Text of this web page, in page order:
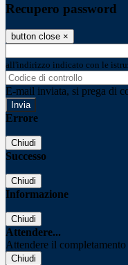
Recupero password
button close ×
all'indirizzo indicato con le
E-mail inviata, si prega di
Errore
Chiudi
Successo
Chiudi
Informazione
Chiudi
Attendere...
Attendere il
Chiudi